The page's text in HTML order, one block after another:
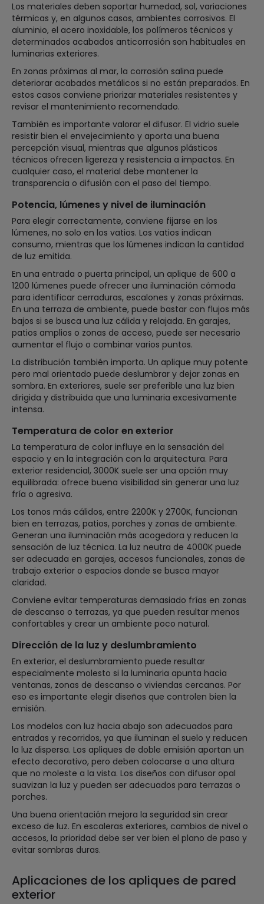
Los materiales deben soportar humedad, sol, variaciones
térmicas y, en algunos casos, ambientes corrosivos. El
aluminio, el acero inoxidable, los polímeros técnicos y
determinados acabados anticorrosión son habituales en
luminarias exteriores.
En zonas próximas al mar, la corrosión salina puede
deteriorar acabados metálicos si no están preparados. En
estos casos conviene priorizar materiales resistentes y
revisar el mantenimiento recomendado.
También es importante valorar el difusor. El vidrio suele
resistir bien el envejecimiento y aporta una buena
percepción visual, mientras que algunos plásticos
técnicos ofrecen ligereza y resistencia a impactos. En
cualquier caso, el material debe mantener la
transparencia o difusión con el paso del tiempo.
Potencia, lúmenes y nivel de iluminación
Para elegir correctamente, conviene fijarse en los
lúmenes, no solo en los vatios. Los vatios indican
consumo, mientras que los lúmenes indican la cantidad
de luz emitida.
En una entrada o puerta principal, un aplique de 600 a
1200 lúmenes puede ofrecer una iluminación cómoda
para identificar cerraduras, escalones y zonas próximas.
En una terraza de ambiente, puede bastar con flujos más
bajos si se busca una luz cálida y relajada. En garajes,
patios amplios o zonas de acceso, puede ser necesario
aumentar el flujo o combinar varios puntos.
La distribución también importa. Un aplique muy potente
pero mal orientado puede deslumbrar y dejar zonas en
sombra. En exteriores, suele ser preferible una luz bien
dirigida y distribuida que una luminaria excesivamente
intensa.
Temperatura de color en exterior
La temperatura de color influye en la sensación del
espacio y en la integración con la arquitectura. Para
exterior residencial, 3000K suele ser una opción muy
equilibrada: ofrece buena visibilidad sin generar una luz
fría o agresiva.
Los tonos más cálidos, entre 2200K y 2700K, funcionan
bien en terrazas, patios, porches y zonas de ambiente.
Generan una iluminación más acogedora y reducen la
sensación de luz técnica. La luz neutra de 4000K puede
ser adecuada en garajes, accesos funcionales, zonas de
trabajo exterior o espacios donde se busca mayor
claridad.
Conviene evitar temperaturas demasiado frías en zonas
de descanso o terrazas, ya que pueden resultar menos
confortables y crear un ambiente poco natural.
Dirección de la luz y deslumbramiento
En exterior, el deslumbramiento puede resultar
especialmente molesto si la luminaria apunta hacia
ventanas, zonas de descanso o viviendas cercanas. Por
eso es importante elegir diseños que controlen bien la
emisión.
Los modelos con luz hacia abajo son adecuados para
entradas y recorridos, ya que iluminan el suelo y reducen
la luz dispersa. Los apliques de doble emisión aportan un
efecto decorativo, pero deben colocarse a una altura
que no moleste a la vista. Los diseños con difusor opal
suavizan la luz y pueden ser adecuados para terrazas o
porches.
Una buena orientación mejora la seguridad sin crear
exceso de luz. En escaleras exteriores, cambios de nivel o
accesos, la prioridad debe ser ver bien el plano de paso y
evitar sombras duras.
Aplicaciones de los apliques de pared
exterior